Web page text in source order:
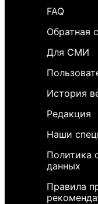
FAQ
Обратная
Для СМИ
История
Редакция
Наши
Политика
данных
Правила